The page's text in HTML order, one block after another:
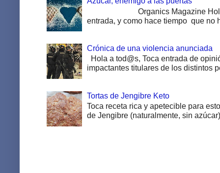
Organics Magazine Hola a
entrada, y como hace tiempo que no
Crónica de una violencia anunciada
Hola a tod@s, Toca entrada de
impactantes titulares de los distintos
Tortas de Jengibre Keto
Toca receta rica y apetecible para
de Jengibre (naturalmente, sin